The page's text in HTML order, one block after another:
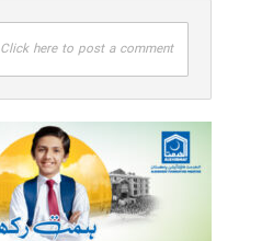
Click here to post a comment